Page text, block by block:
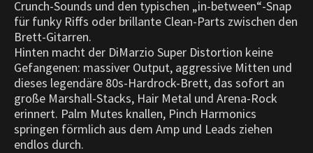
Crunch-Sounds und den typischen „in-between“-Snap
für funky Riffs oder brillante Clean-Parts zwischen den
Brett-Gitarren.
Hinten macht der DiMarzio Super Distortion keine
Gefangenen: massiver Output, aggressive Mitten und
dieses legendäre 80s-Hardrock-Brett, das sofort an
große Marshall-Stacks, Hair Metal und Arena-Rock
erinnert. Palm Mutes knallen, Pinch Harmonics
springen förmlich aus dem Amp und Leads ziehen
endlos durch.